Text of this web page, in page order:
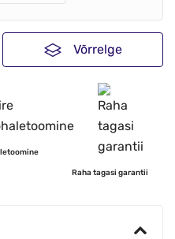
Võrrelge
Raha tagasi garantii